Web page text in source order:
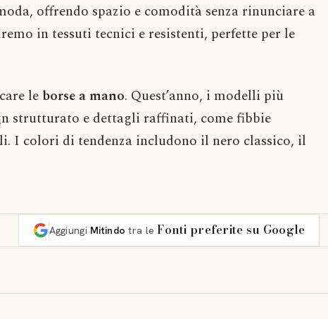
offrendo spazio e comodità senza rinunciare a
in tessuti tecnici e resistenti, perfette per le
le borse a mano. Quest’anno, i modelli più
strutturato e dettagli raffinati, come fibbie
I colori di tendenza includono il nero classico, il
Aggiungi Mitindo tra le Fonti preferite su Google